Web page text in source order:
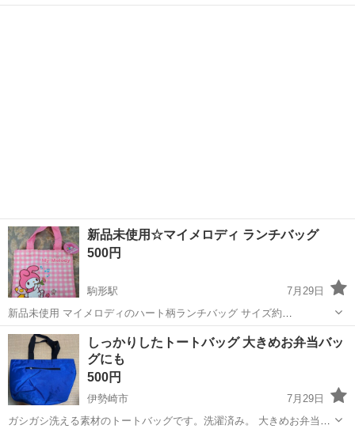
です。 くまさんのぬいぐるみモチーフがとてもキュートで買ったまま
新品未使用☆マイメロディ ランチバッグ
500円
駒形駅
7月29日
新品未使用 マイメロディのハート柄ランチバッグ サイズ約
22×25×14cm 自宅保管ですので、神経質な方はご遠慮ください。 ※お
取引場所はファミリーマート前橋東善店になります。
群馬 前橋市 駒形駅 バッグ マイメロディ
しっかりしたトートバッグ 大きめお弁当バッ
グにも
500円
伊勢崎市
7月29日
ガシガシ洗える素材のトートバッグです。洗濯済み。 大きめお弁当バ